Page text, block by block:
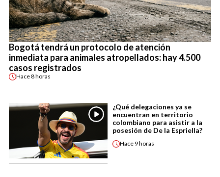
Bogotá tendrá un protocolo de atención
inmediata para animales atropellados: hay 4.500
casos registrados
Hace8 horas
¿Qué delegaciones ya se
encuentran en territorio
colombiano para asistir a la
posesión de De la Espriella?
Hace 9 horas